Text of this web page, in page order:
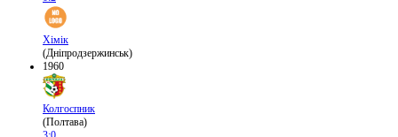
Хімік
(Дніпродзержинськ)
1960
Колгоспник
(Полтава)